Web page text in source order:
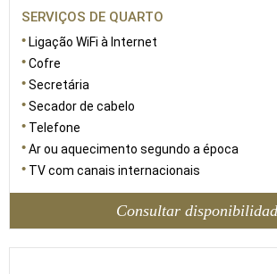
SERVIÇOS DE QUARTO
Ligação WiFi à Internet
Cofre
Secretária
Secador de cabelo
Telefone
Ar ou aquecimento segundo a época
TV com canais internacionais
Consultar